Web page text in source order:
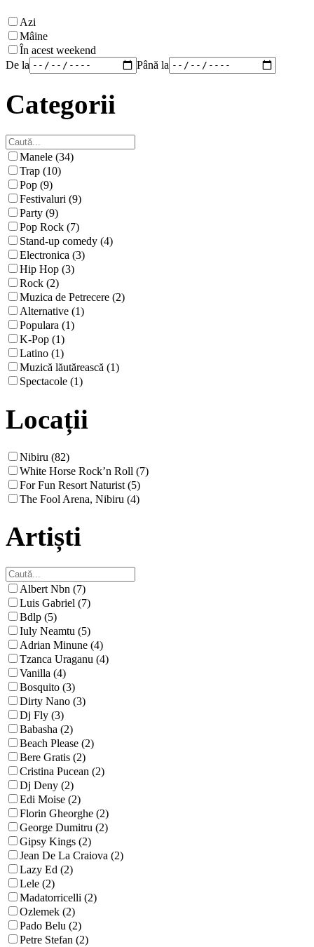
Azi
Mâine
În acest weekend
De la
Până la
Categorii
Manele (34)
Trap (10)
Pop (9)
Festivaluri (9)
Party (9)
Pop Rock (7)
Stand-up comedy (4)
Electronica (3)
Hip Hop (3)
Rock (2)
Muzica de Petrecere (2)
Alternative (1)
Populara (1)
K-Pop (1)
Latino (1)
Muzică lăutărească (1)
Spectacole (1)
Locații
Nibiru (82)
White Horse Rock’n Roll (7)
For Fun Resort Naturist (5)
The Fool Arena, Nibiru (4)
Artiști
Albert Nbn (7)
Luis Gabriel (7)
Bdlp (5)
Iuly Neamtu (5)
Adrian Minune (4)
Tzanca Uraganu (4)
Vanilla (4)
Bosquito (3)
Dirty Nano (3)
Dj Fly (3)
Babasha (2)
Beach Please (2)
Bere Gratis (2)
Cristina Pucean (2)
Dj Deny (2)
Edi Moise (2)
Florin Gheorghe (2)
George Dumitru (2)
Gipsy Kings (2)
Jean De La Craiova (2)
Lazy Ed (2)
Lele (2)
Madatorricelli (2)
Ozlemek (2)
Pado Belu (2)
Petre Stefan (2)